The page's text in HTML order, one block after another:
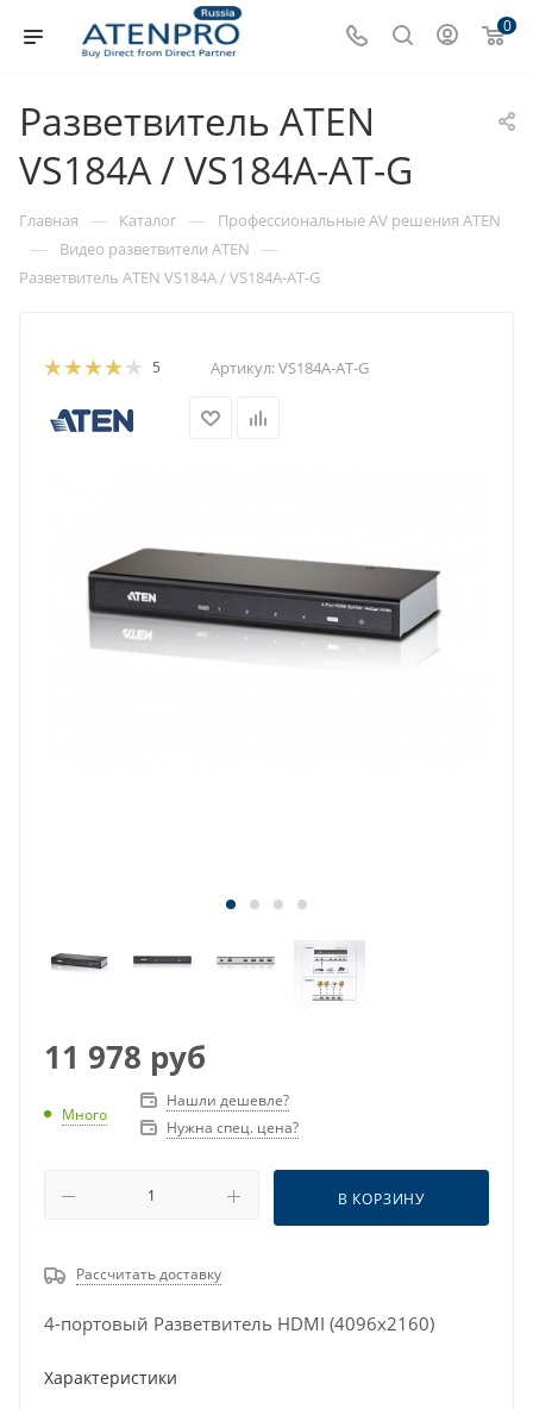
0
Разветвитель ATEN
VS184A / VS184A-AT-G
Главная — Каталог — Профессиональные AV решения ATEN
— Видео разветвители ATEN —
Разветвитель ATEN VS184A / VS184A-AT-G
5 Артикул:VS184A-AT-G
11 978 руб
Много
Нашли дешевле?
Нужна спец. цена?
В КОРЗИНУ
Рассчитать доставку
4-портовый Разветвитель HDMI (4096x2160)
Характеристики